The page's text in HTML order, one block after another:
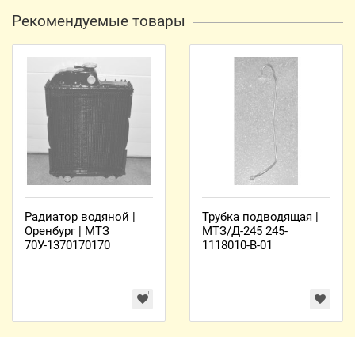
Рекомендуемые товары
Радиатор водяной |
Оренбург | МТЗ
70У-1370170170
Трубка подводящая |
МТЗ/Д-245 245-
1118010-В-01